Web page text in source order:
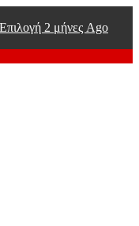
2 μήνες Ago